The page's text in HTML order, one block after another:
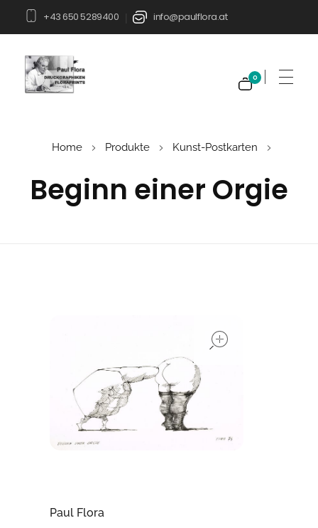
+43 650 5289400 info@paulflora.at
0
Home Produkte Kunst-Postkarten
Beginn einer Orgie
Paul Flora